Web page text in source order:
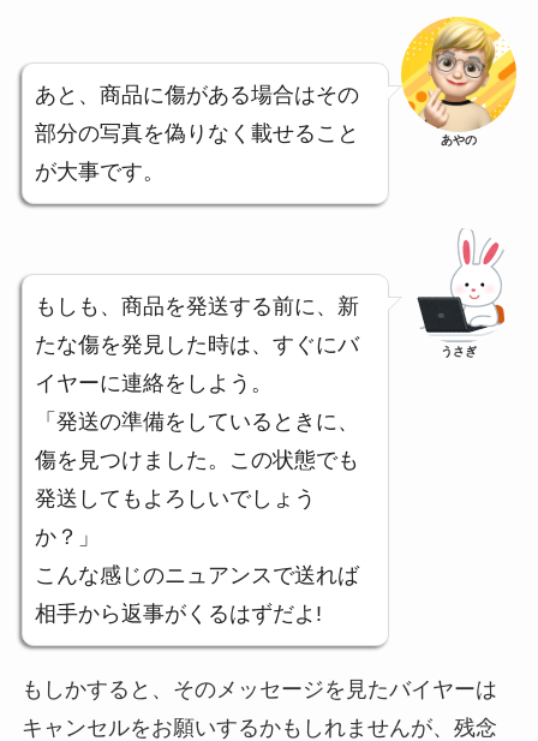
あと、商品に傷がある場合はその
部分の写真を偽りなく載せること
が大事です。
あやの
もしも、商品を発送する前に、新
たな傷を発見した時は、すぐにバ
イヤーに連絡をしよう。
「発送の準備をしているときに、
傷を見つけました。この状態でも
発送してもよろしいでしょう
か？」
こんな感じのニュアンスで送れば
相手から返事がくるはずだよ!
うさぎ
もしかすると、そのメッセージを見たバイヤーは
キャンセルをお願いするかもしれませんが、残念